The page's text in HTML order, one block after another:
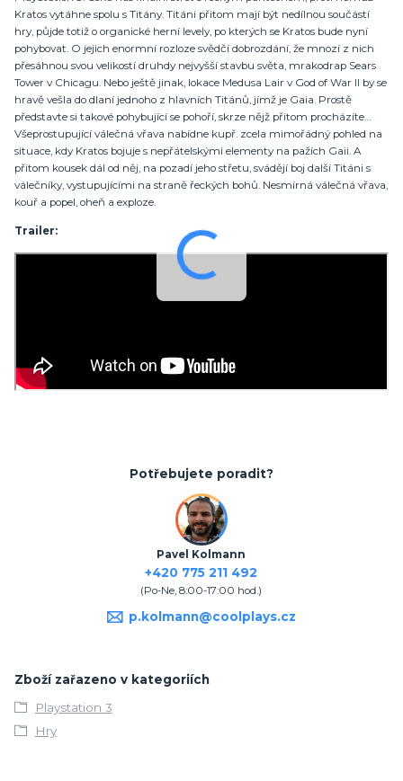
Kratos vytáhne spolu s Titány. Titáni přitom mají být nedílnou součástí
hry, půjde totiž o organické herní levely, po kterých se Kratos bude nyní
pohybovat. O jejich enormní rozloze svědčí dobrozdání, že mnozí z nich
přesáhnou svou velikostí druhdy nejvyšší stavbu světa, mrakodrap Sears
Tower v Chicagu. Nebo ještě jinak, lokace Medusa Lair v God of War II by se
hravě vešla do dlaní jednoho z hlavních Titánů, jímž je Gaia. Prostě
představte si takové pohybující se pohoří, skrze nějž přitom procházíte…
Všeprostupující válečná vřava nabídne kupř. zcela mimořádný pohled na
situace, kdy Kratos bojuje s nepřátelskými elementy na pažích Gaii. A
přitom kousek dál od něj, na pozadí jeho střetu, svádějí boj další Titáni s
válečníky, vystupujícími na straně řeckých bohů. Nesmírná válečná vřava,
kouř a popel, oheň a exploze.
Trailer:
Potřebujete poradit?
Pavel Kolmann
+420 775 211 492
(Po-Ne, 8:00-17:00 hod.)
p.kolmann@coolplays.cz
Zboží zařazeno v kategoriích
Playstation 3
Hry